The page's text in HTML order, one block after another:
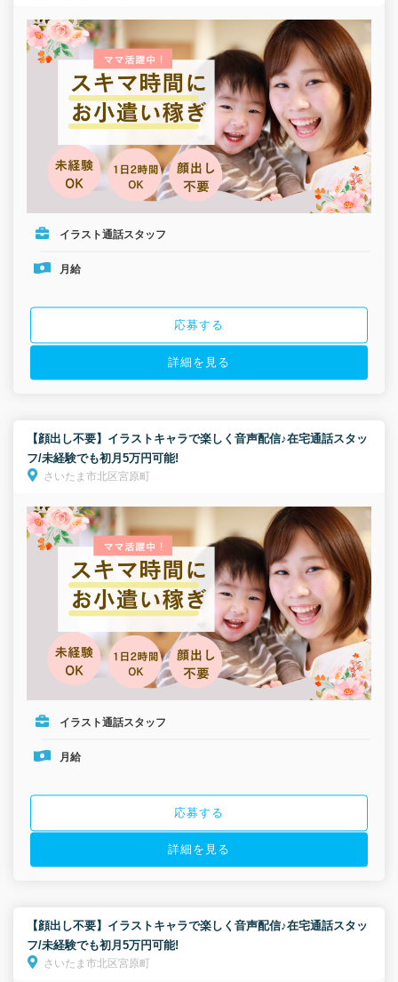
イラスト通話スタッフ
月給
応募する
詳細を見る
【顔出し不要】イラストキャラで楽しく音声配信♪在宅通話スタッ
フ/未経験でも初月5万円可能!
さいたま市北区宮原町
イラスト通話スタッフ
月給
応募する
詳細を見る
【顔出し不要】イラストキャラで楽しく音声配信♪在宅通話スタッ
フ/未経験でも初月5万円可能!
さいたま市北区宮原町